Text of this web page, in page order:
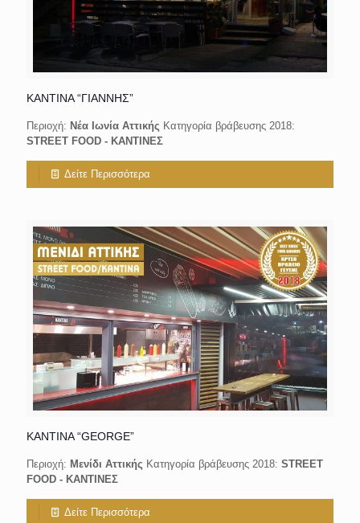
ΚΑΝΤΙΝΑ “ΓΙΑΝΝΗΣ”
Περιοχή: Νέα Ιωνία Αττικής Κατηγορία βράβευσης 2018:
STREET FOOD - KANΤΙΝΕΣ
Δείτε Περισσότερα
ΚΑΝΤΙΝΑ “GEORGE”
Περιοχή: Μενίδι Αττικής Κατηγορία βράβευσης 2018: STREET
FOOD - KANΤΙΝΕΣ
Δείτε Περισσότερα